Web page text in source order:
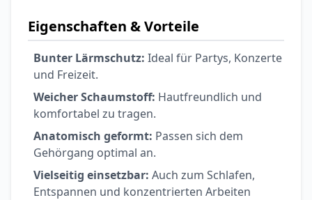
Eigenschaften & Vorteile
Bunter Lärmschutz: Ideal für Partys, Konzerte
und Freizeit.
Weicher Schaumstoff: Hautfreundlich und
komfortabel zu tragen.
Anatomisch geformt: Passen sich dem
Gehörgang optimal an.
Vielseitig einsetzbar: Auch zum Schlafen,
Entspannen und konzentrierten Arbeiten